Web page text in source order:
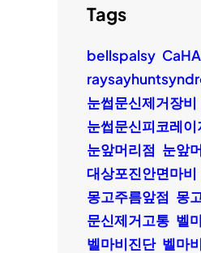
Tags
bellspalsy CaHA
눈썹문신제거장비
눈썹문신피코레이
눈앞머리점 눈앞
대상포진안면마비
몽고주름앞점 몽
문신제거고통 벨
벨마비진단 벨마